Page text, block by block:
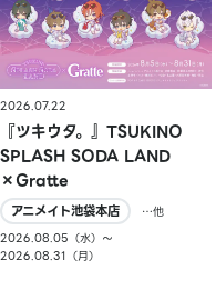
2026.07.22
『ツキウタ。』TSUKINO
SPLASH SODA LAND
×Gratte
アニメイト池袋本店
…他
2026.08.05（水）〜
2026.08.31（月）